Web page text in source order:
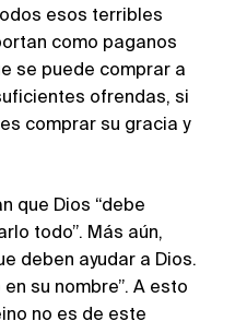
esos terribles
como paganos
se puede comprar a
ofrendas, si
comprar su gracia y
que Dios “debe
todo”. Más aún,
deben ayudar a Dios.
su nombre”. A esto
no es de este